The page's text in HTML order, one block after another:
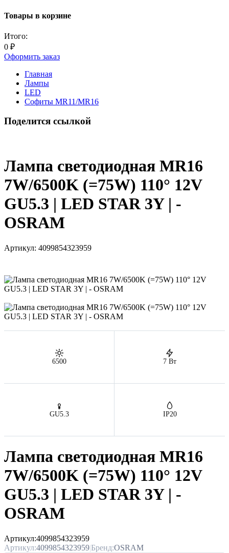
Товары в корзине
Итого:
0 ₽
Оформить заказ
Главная
Лампы
LED
Софиты MR11/MR16
Поделится ссылкой
Лампа светодиодная MR16
7W/6500K (=75W) 110° 12V
GU5.3 | LED STAR 3Y | -
OSRAM
Артикул: 4099854323959
6500 7 Вт
GU5.3 IP20
Лампа светодиодная MR16
7W/6500K (=75W) 110° 12V
GU5.3 | LED STAR 3Y | -
OSRAM
Артикул:4099854323959
Артикул:4099854323959|Бренд:OSRAM